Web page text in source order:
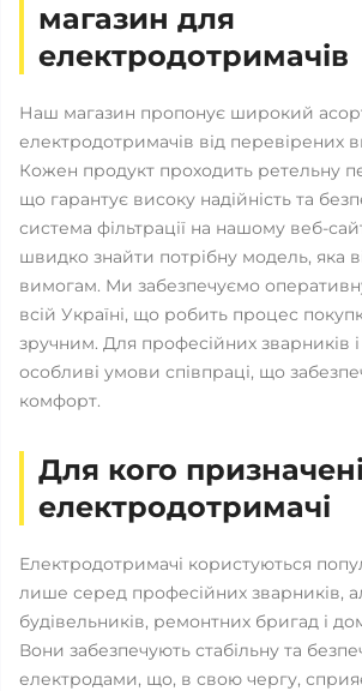
магазин для
електродотримачів
Наш магазин пропонує широкий
електродотримачів від перевірених
Кожен продукт проходить ретельну
що гарантує високу надійність та
система фільтрації на нашому веб-
швидко знайти потрібну модель, яка
вимогам. Ми забезпечуємо
всій Україні, що робить процес
зручним. Для професійних зварників
особливі умови співпраці, що
комфорт.
Для кого призначені
електродотримачі
Електродотримачі користуються
лише серед професійних зварників,
будівельників, ремонтних бригад і
Вони забезпечують стабільну та
електродами, що, в свою чергу,